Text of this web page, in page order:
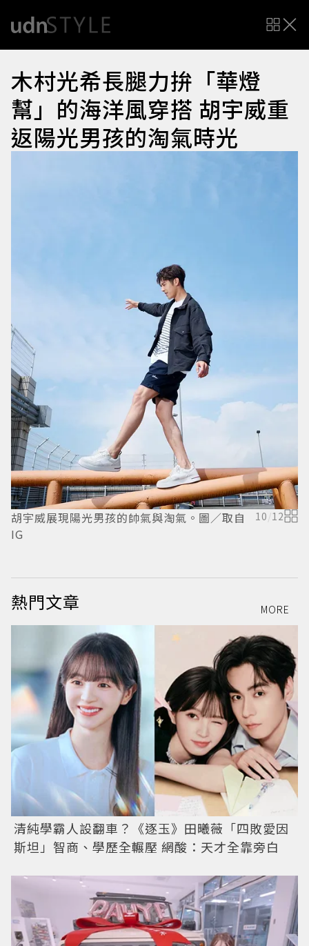
木村光希長腿力拚「華燈
幫」的海洋風穿搭 胡宇威重
返陽光男孩的淘氣時光
胡宇威展現陽光男孩的帥氣與淘氣。圖／取自
IG
10/12
熱門文章 MORE
清純學霸人設翻車？《逐玉》田曦薇「四敗愛因
斯坦」智商、學歷全輾壓 網酸：天才全靠旁白